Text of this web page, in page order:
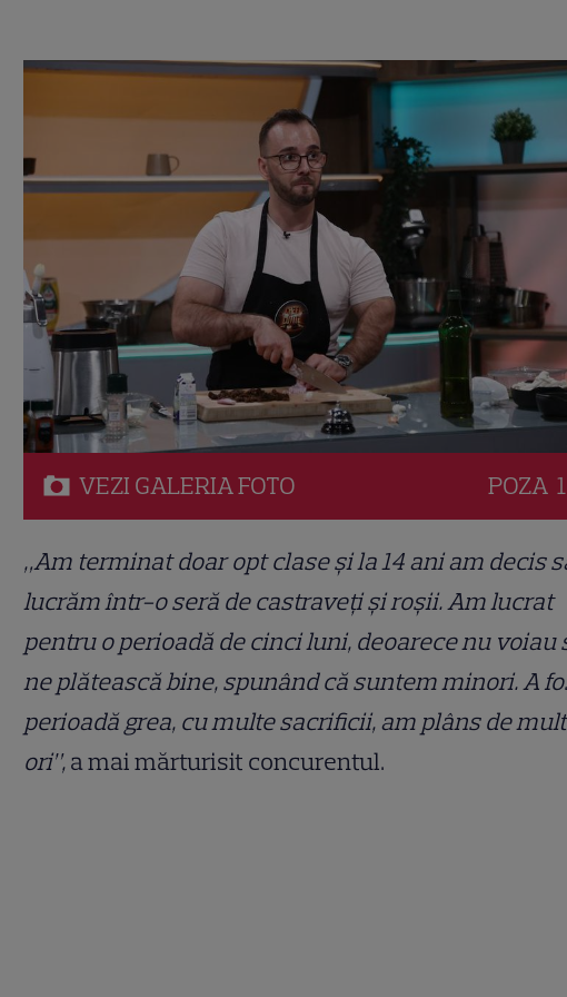
VEZI GALERIAFOTO POZA
„Am terminat doar opt clase și la 14 ani am decis
lucrăm într-o seră de castraveți și roșii. Am lucrat
pentru o perioadă de cinci luni, deoarece nu voiau
ne plătească bine, spunând că suntem minori. A
perioadă grea, cu multe sacrificii, am plâns de
ori”,a mai mărturisit concurentul.